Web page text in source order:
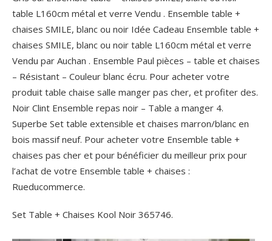
table L160cm métal et verre Vendu . Ensemble table +
chaises SMILE, blanc ou noir Idée Cadeau Ensemble table +
chaises SMILE, blanc ou noir table L160cm métal et verre
Vendu par Auchan . Ensemble Paul pièces – table et chaises
– Résistant – Couleur blanc écru. Pour acheter votre
produit table chaise salle manger pas cher, et profiter des.
Noir Clint Ensemble repas noir – Table a manger 4.
Superbe Set table extensible et chaises marron/blanc en
bois massif neuf. Pour acheter votre Ensemble table +
chaises pas cher et pour bénéficier du meilleur prix pour
l’achat de votre Ensemble table + chaises :
Rueducommerce.
Set Table + Chaises Kool Noir 365746.